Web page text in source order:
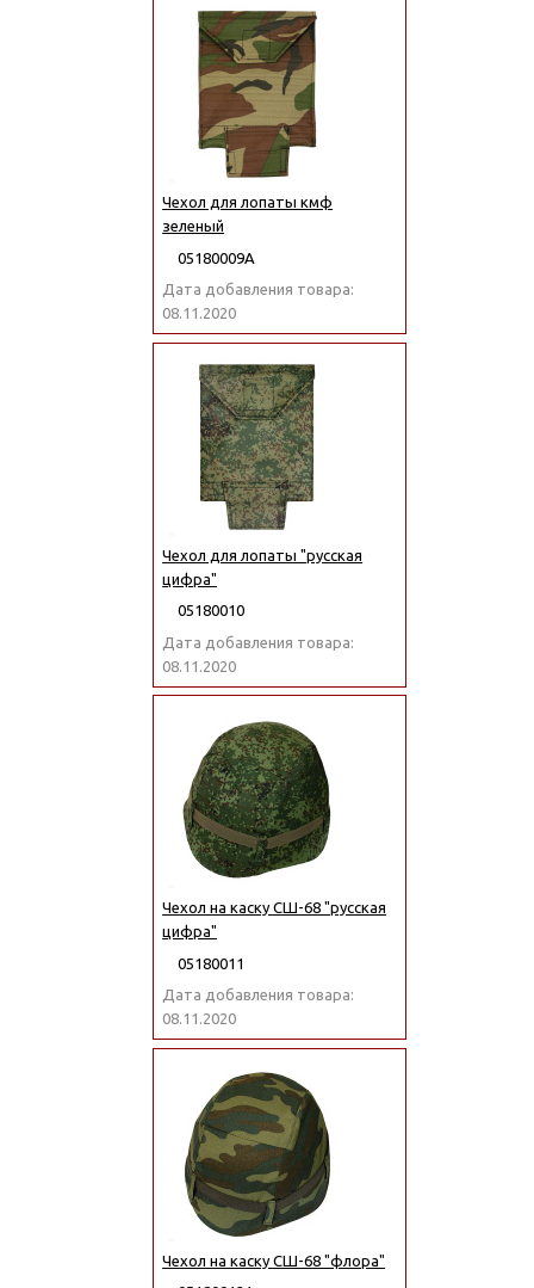
Чехол для лопаты кмф
зеленый
05180009А
Дата добавления товара:
08.11.2020
Чехол для лопаты "русская
цифра"
05180010
Дата добавления товара:
08.11.2020
Чехол на каску СШ-68 "русская
цифра"
05180011
Дата добавления товара:
08.11.2020
Чехол на каску СШ-68 "флора"